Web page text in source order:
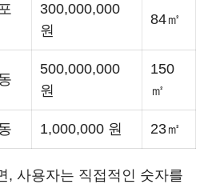
300,000,000
원
84㎡
500,000,000
원
150
㎡
1,000,000 원 23㎡
, 사용자는 직접적인 숫자를